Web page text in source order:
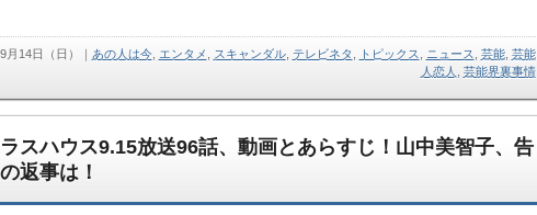
月14日（日） ｜ あの人は今, エンタメ スキャンダル, テレビネタ トピックス ニュース 芸能, 芸能
人恋人
芸能界裏事情
スハウス9.15放送96話、動画とあらすじ！山中美智子、告
返事は！